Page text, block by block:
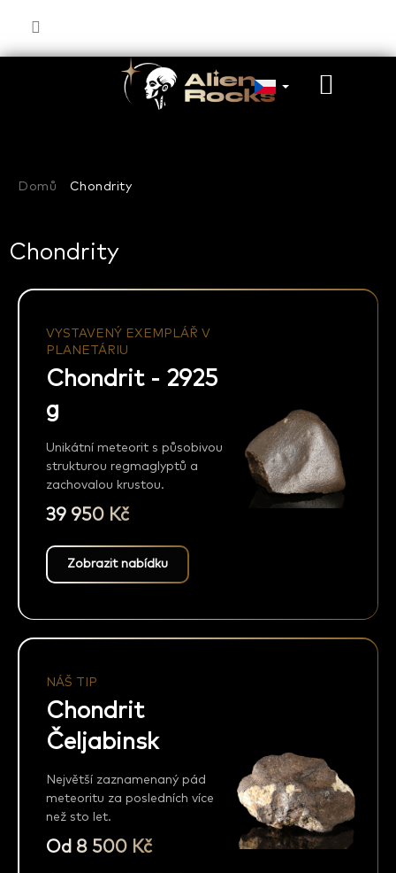
Domů Chondrity
Chondrity
VYSTAVENÝ EXEMPLÁŘ V
PLANETÁRIU
Chondrit - 2925
g
Unikátní meteorit s působivou
strukturou regmaglyptů a
zachovalou krustou.
39 950 Kč
Zobrazit nabídku
NÁŠ TIP
Chondrit
Čeljabinsk
Největší zaznamenaný pád
meteoritu za posledních více
než sto let.
Od 8 500 Kč